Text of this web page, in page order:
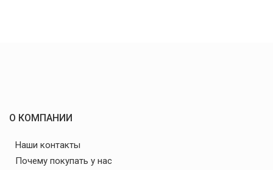
О КОМПАНИИ
Наши контакты
Почему покупать у нас